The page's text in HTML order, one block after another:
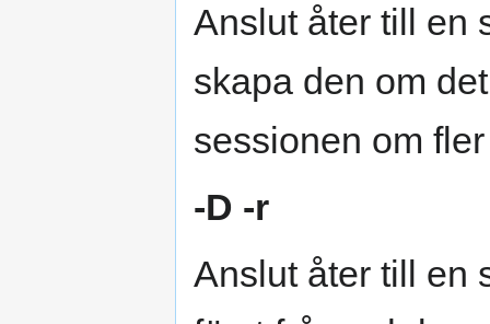
Anslut åter till en
skapa den om
sessionen om
-D -r
Anslut åter till en